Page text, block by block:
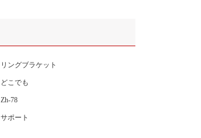
リングブラケット
どこでも
Zh-78
サポート